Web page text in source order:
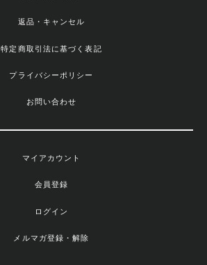
返品・キャンセル
特定商取引法に基づく表記
プライバシーポリシー
お問い合わせ
マイアカウント
会員登録
ログイン
メルマガ登録・解除